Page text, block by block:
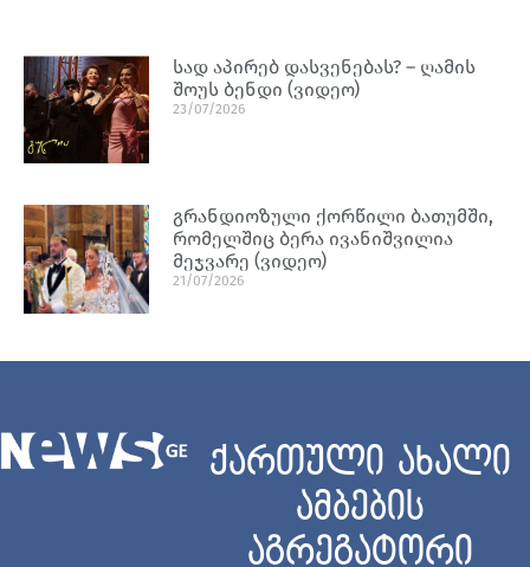
სად აპირებ დასვენებას? – ღამის
შოუს ბენდი (ვიდეო)
23/07/2026
გრანდიოზული ქორწილი ბათუმში,
რომელშიც ბერა ივანიშვილია
მეჯვარე (ვიდეო)
21/07/2026
ქართული ახალი
ამბების
აგრეგატორი